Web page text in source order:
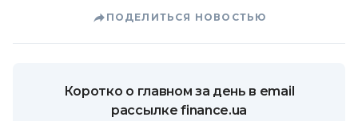
ПОДЕЛИТЬСЯ НОВОСТЬЮ
Коротко о главном за день в email
рассылке finance.ua